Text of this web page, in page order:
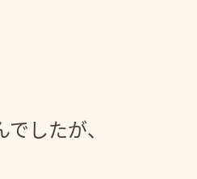
したが、